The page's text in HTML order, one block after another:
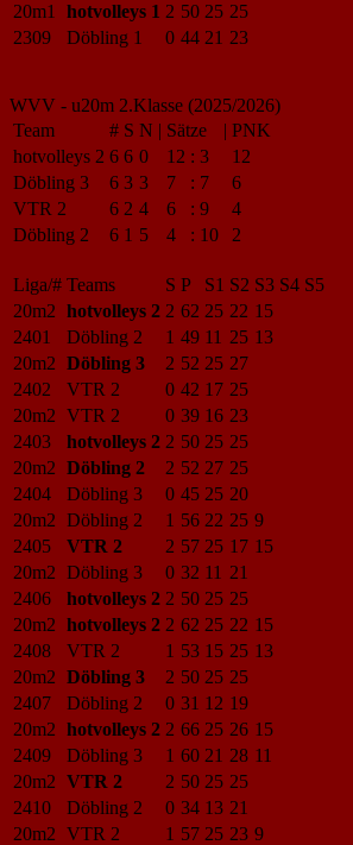
20m1
hotvolleys 1 2 50 25 25
2309
Döbling 1 0 44 21 23
WVV - u20m 2.Klasse (2025/2026)
Team
# S N | Sätze | PNK
hotvolleys 2 6 6 0 12 : 3
12
Döbling 3
6 3 3 7 : 7
6
VTR 2
6 2 4 6 : 9
4
Döbling 2
6 1 5 4 : 10 2
Liga/# Teams S P S1 S2 S3 S4 S5
20m2 hotvolleys 2 2 62 25 22 15
2401
Döbling 2 1 49 11 25 13
20m2 Döbling 3 2 52 25 27
2402
VTR 2 0 42 17 25
20m2 VTR 2 0 39 16 23
2403
hotvolleys 2 2 50 25 25
20m2 Döbling 2 2 52 27 25
2404
Döbling 3 0 45 25 20
20m2 Döbling 2 1 56 22 25 9
2405
VTR 2 2 57 25 17 15
20m2 Döbling 3 0 32 11 21
2406
hotvolleys 2 2 50 25 25
20m2 hotvolleys 2 2 62 25 22 15
2408
VTR 2 1 53 15 25 13
20m2 Döbling 3 2 50 25 25
2407
Döbling 2 0 31 12 19
20m2 hotvolleys 2 2 66 25 26 15
2409
Döbling 3 1 60 21 28 11
20m2 VTR 2 2 50 25 25
2410
Döbling 2 0 34 13 21
20m2 VTR 2 1 57 25 23 9